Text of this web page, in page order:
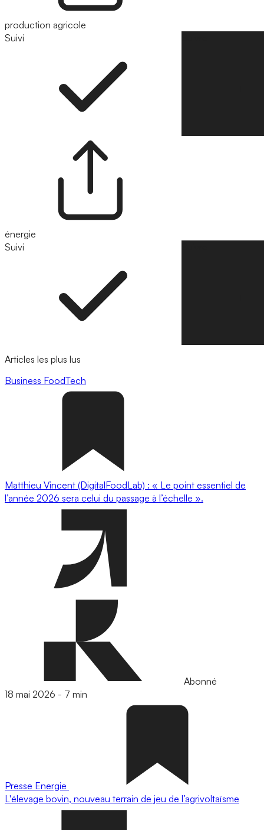
production agricole
Suivi
énergie
Suivi
Articles les plus lus
Business FoodTech
Matthieu Vincent (DigitalFoodLab) : « Le point essentiel de
l’année 2026 sera celui du passage à l’échelle ».
Abonné
18 mai 2026 - 7 min
Presse Energie
L'élevage bovin, nouveau terrain de jeu de l’agrivoltaïsme